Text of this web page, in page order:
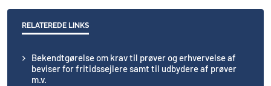
RELATEREDE LINKS
Bekendtgørelse om krav til prøver og erhvervelse af
beviser for fritidssejlere samt til udbydere af prøver
m.v.